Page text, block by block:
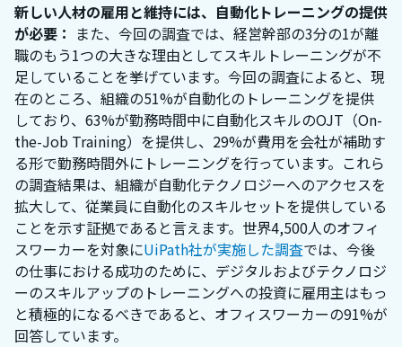
新しい人材の雇用と維持には、自動化トレーニングの提供
が必要： また、今回の調査では、経営幹部の3分の1が離
職のもう1つの大きな理由としてスキルトレーニングが不
足していることを挙げています。今回の調査によると、現
在のところ、組織の51%が自動化のトレーニングを提供
しており、63%が勤務時間中に自動化スキルのOJT（On-
the-Job Training）を提供し、29%が費用を会社が補助す
る形で勤務時間外にトレーニングを行っています。これら
の調査結果は、組織が自動化テクノロジーへのアクセスを
拡大して、従業員に自動化のスキルセットを提供している
ことを示す証拠であると言えます。世界4,500人のオフィ
スワーカーを対象にUiPath社が実施した調査では、今後
の仕事における成功のために、デジタルおよびテクノロジ
ーのスキルアップのトレーニングへの投資に雇用主はもっ
と積極的になるべきであると、オフィスワーカーの91%が
回答しています。